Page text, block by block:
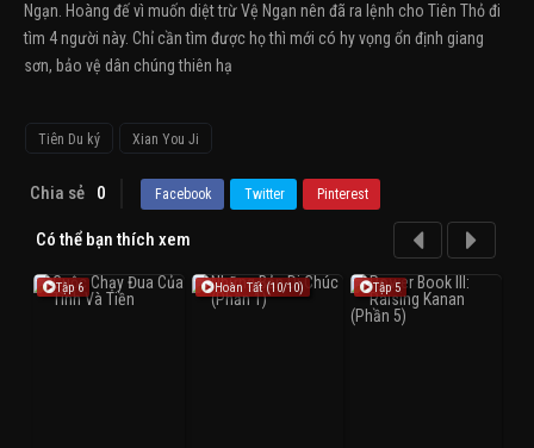
Ngạn. Hoàng đế vì muốn diệt trừ Vệ Ngạn nên đã ra lệnh cho Tiên Thỏ đi
tìm 4 người này. Chỉ cần tìm được họ thì mới có hy vọng ổn định giang
sơn, bảo vệ dân chúng thiên hạ
Tiên Du ký Xian You Ji
Chia sẻ 0 Facebook Twitter Pinterest
Có thể bạn thích xem
Tập 6 Hoàn Tất (10/10) Tập 5